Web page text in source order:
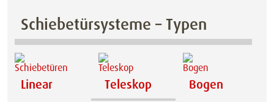
Schiebetürsysteme – Typen
Linear Teleskop Bogen